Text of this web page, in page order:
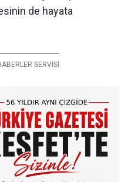
de hayata
SERVİSİ